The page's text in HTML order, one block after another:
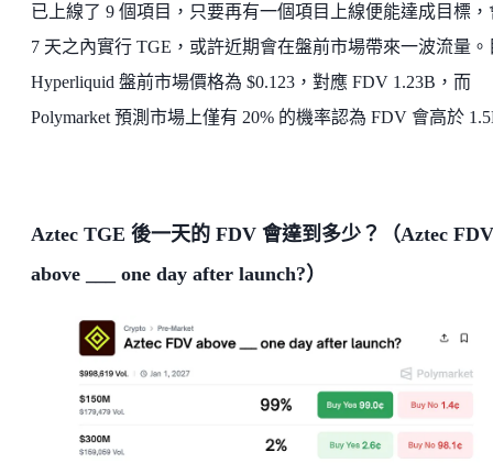
已上線了 9 個項目，只要再有一個項目上線便能達成目標，
7 天之內實行 TGE，或許近期會在盤前市場帶來一波流量。
Hyperliquid 盤前市場價格為 $0.123，對應 FDV 1.23B，而
Polymarket 預測市場上僅有 20% 的機率認為 FDV 會高於
Aztec TGE 後一天的 FDV 會達到多少？（Aztec FDV
above ___ one day after launch?）